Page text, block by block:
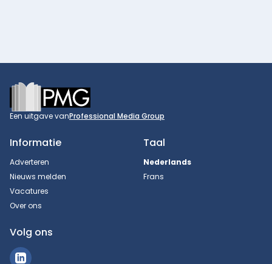
Footer
Een uitgave vanProfessional Media Group
Informatie
Adverteren
Nieuws melden
Vacatures
Over ons
Taal
Nederlands
Frans
Volg ons